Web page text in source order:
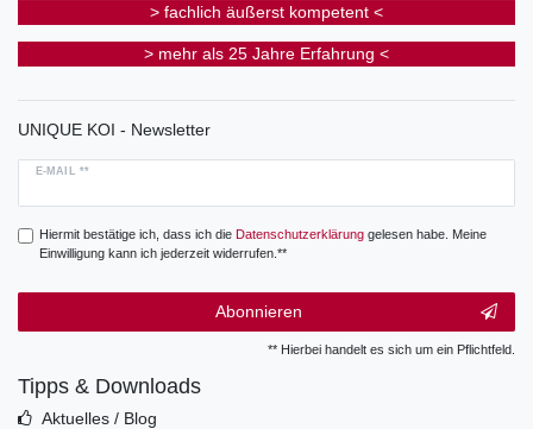
> fachlich äußerst kompetent <
> mehr als 25 Jahre Erfahrung <
UNIQUE KOI - Newsletter
E-MAIL **
Hiermit bestätige ich, dass ich die Daten­schutz­erklärunggelesen habe. Meine
Einwilligung kann ich jederzeit widerrufen.**
Abonnieren
** Hierbei handelt es sich um ein Pflichtfeld.
Tipps & Downloads
Aktuelles / Blog